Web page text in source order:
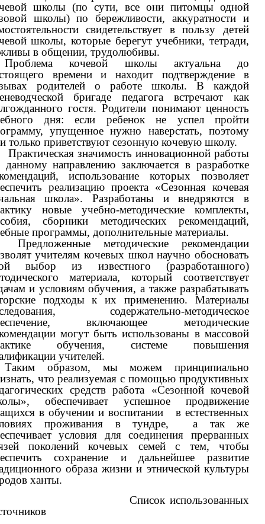
школы (по сути, все они питомцы одной
школы) по бережливости, аккуратности и
свидетельствует в пользу детей
школы, которые берегут учебники, тетради,
в общении, трудолюбивы.
Проблема кочевой школы актуальна до
времени и находит подтверждение в
родителей о работе школы. В каждой
бригаде педагога встречают как
гостя. Родители понимают ценность
дня: если ребенок не успел пройти
упущенное нужно наверстать, поэтому
только приветствуют сезонную кочевую школу.
Практическая значимость инновационной работы
данному направлению заключается в разработке
использование которых позволяет
реализацию проекта «Сезонная кочевая
школа». Разработаны и внедряются в
новые учебно-методические комплекты,
сборники методических рекомендаций,
программы, дополнительные материалы.
Предложенные методические рекомендации
учителям кочевых школ научно обосновать
выбор из известного (разработанного)
материала, который соответствует
и условиям обучения, а также разрабатывать
подходы к их применению. Материалы
содержательно-методическое
включающее методические
могут быть использованы в массовой
обучения, системе повышения
учителей.
Таким образом, мы можем принципиально
что реализуемая с помощью продуктивных
средств работа «Сезонной кочевой
обеспечивает успешное продвижение
в обучении и воспитании в естественных
проживания в тундре, а так же
условия для соединения прерванных
поколений кочевых семей с тем, чтобы
сохранение и дальнейшее развитие
образа жизни и этнической культуры
ханты.
Список использованных